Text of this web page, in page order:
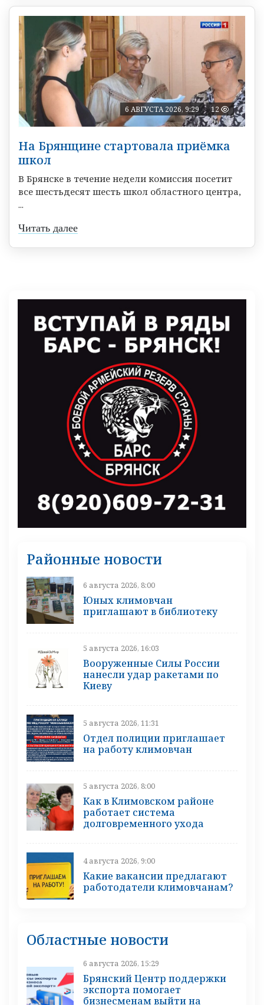
6 АВГУСТА 2026, 9:29 12
На Брянщине стартовала приёмка
школ
В Брянске в течение недели комиссия посетит
все шестьдесят шесть школ областного центра,
...
Читать далее
Районные новости
6 августа 2026, 8:00
Юных климовчан
приглашают в библиотеку
5 августа 2026, 16:03
Вооруженные Силы России
нанесли удар ракетами по
Киеву
5 августа 2026, 11:31
Отдел полиции приглашает
на работу климовчан
5 августа 2026, 8:00
Как в Климовском районе
работает система
долговременного ухода
4 августа 2026, 9:00
Какие вакансии предлагают
работодатели климовчанам?
Областные новости
6 августа 2026, 15:29
Брянский Центр поддержки
экспорта помогает
бизнесменам выйти на